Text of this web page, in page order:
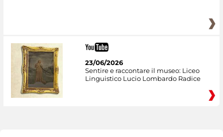
23/06/2026
Sentire e raccontare il museo: Liceo
Linguistico Lucio Lombardo Radice